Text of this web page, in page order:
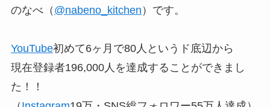
のなべ（ @nabeno_kitchen ）です。
YouTube初めて6ヶ月で80人というド底辺から
現在登録者196,000人を達成することができまし
た！！